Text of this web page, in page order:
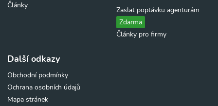
Články
Zaslat poptávku agenturám
Zdarma
Články pro firmy
Další odkazy
Obchodní podmínky
Ochrana osobních údajů
Mapa stránek